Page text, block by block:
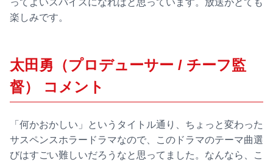
楽しみです。
太田勇（プロデューサー / チーフ監
督） コメント
「何かおかしい」というタイトル通り、ちょっと変わった
サスペンスホラードラマなので、このドラマのテーマ曲選
びはすごい難しいだろうなと思ってました。なんなら、こ